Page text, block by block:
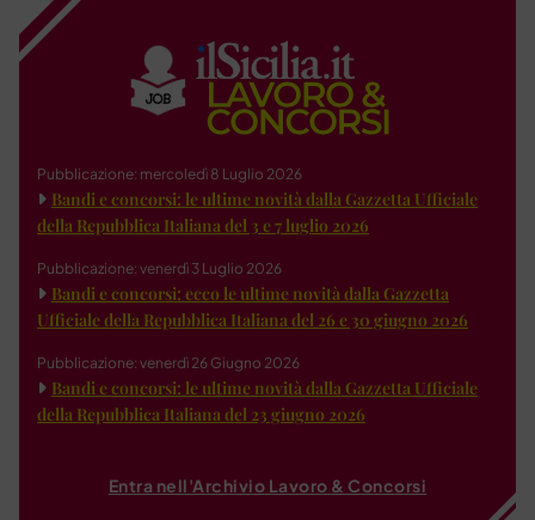
Pubblicazione: mercoledì 8 Luglio 2026
Bandi e concorsi: le ultime novità dalla Gazzetta Ufficiale
della Repubblica Italiana del 3 e 7 luglio 2026
Pubblicazione: venerdì 3 Luglio 2026
Bandi e concorsi: ecco le ultime novità dalla Gazzetta
Ufficiale della Repubblica Italiana del 26 e 30 giugno 2026
Pubblicazione: venerdì 26 Giugno 2026
Bandi e concorsi: le ultime novità dalla Gazzetta Ufficiale
della Repubblica Italiana del 23 giugno 2026
Entra nell'Archivio Lavoro & Concorsi